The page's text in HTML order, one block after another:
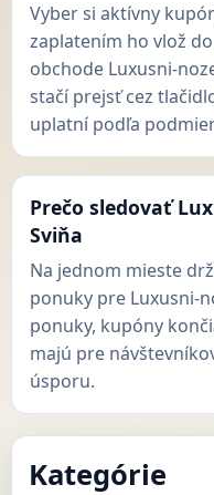
Vyber si aktívny
zaplatením ho vlož
obchode Luxusni-
stačí prejsť cez
uplatní podľa
Prečo sledovať
Sviňa
Na jednom mieste
ponuky pre Luxusni-
ponuky, kupóny
majú pre
úsporu.
Kategórie